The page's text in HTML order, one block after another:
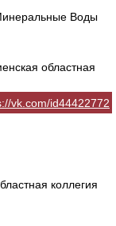
Воды
областная
vk.com/id44422772
коллегия